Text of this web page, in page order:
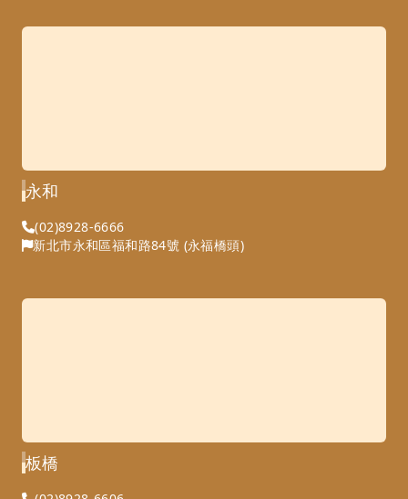
永和
(02)8928-6666
新北市永和區福和路84號 (永福橋頭)
板橋